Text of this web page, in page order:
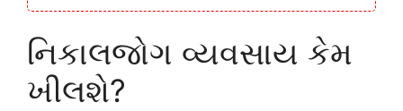
નિકાલજોગ વ્યવસાય કેમ
ખીલશે?